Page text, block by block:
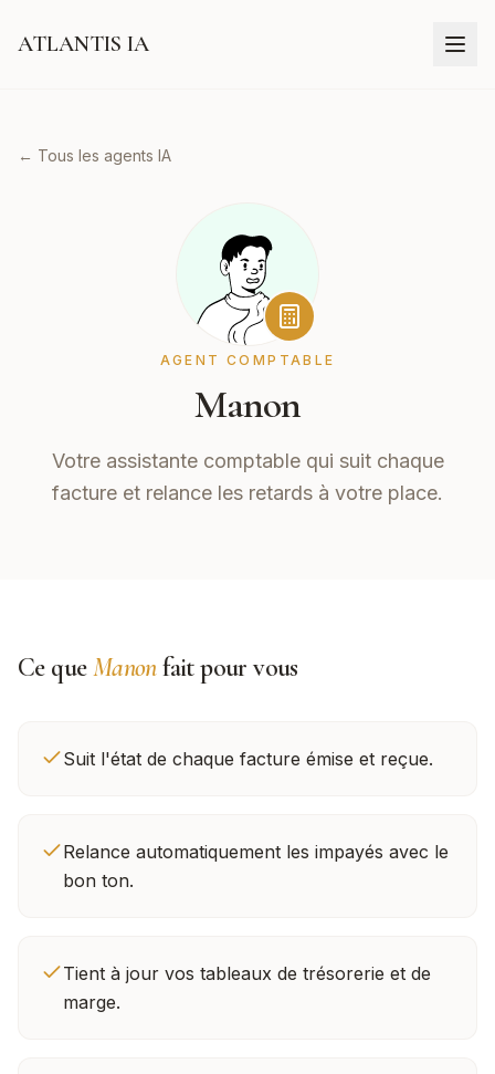
ATLANTIS IA
← Tous les agents IA
AGENT COMPTABLE
Manon
Votre assistante comptable qui suit chaque
facture et relance les retards à votre place.
Ce queManonfait pour vous
Suit l'état de chaque facture émise et reçue.
Relance automatiquement les impayés avec le
bon ton.
Tient à jour vos tableaux de trésorerie et de
marge.